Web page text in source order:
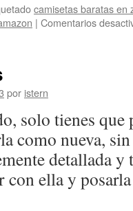
camisetas baratas en
| Comentarios
por istern
solo tienes que
como nueva,
detallada
con ella y